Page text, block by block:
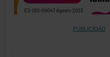
PUBLICIDAD